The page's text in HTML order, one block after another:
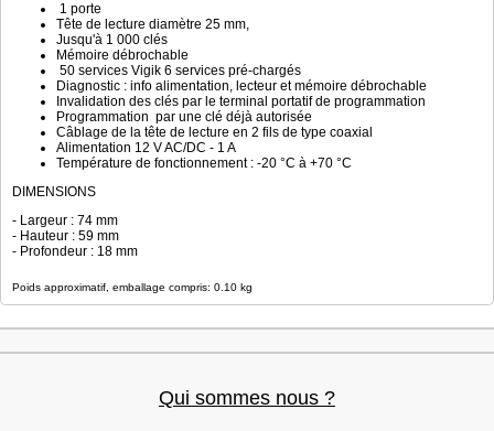
1 porte
Tête de lecture diamètre 25 mm,
Jusqu'à 1 000 clés
Mémoire débrochable
50 services Vigik 6 services pré-chargés
Diagnostic : info alimentation, lecteur et mémoire débrochable
Invalidation des clés par le terminal portatif de programmation
Programmation par une clé déjà autorisée
Câblage de la tête de lecture en 2 fils de type coaxial
Alimentation 12 V AC/DC - 1 A
Température de fonctionnement : -20 °C à +70 °C
DIMENSIONS
- Largeur : 74 mm
- Hauteur : 59 mm
- Profondeur : 18 mm
Poids approximatif, emballage compris: 0.10 kg
Qui sommes nous ?